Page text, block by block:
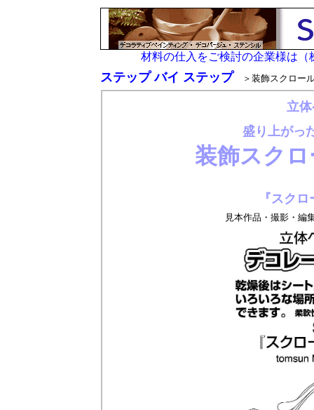
材料の仕入をご検討の企業様は（
ステップ バイ ステップ ＞装飾スクロー
立
盛り上がっ
装飾スク
『スク
見本作品・撮影・編